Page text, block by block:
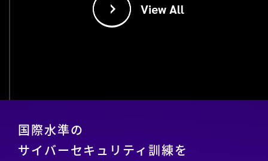
View All
国際水準の
サイバーセキュリティ訓練を